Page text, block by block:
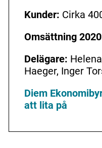
Kunder: Cirka
Omsättning
Delägare:
Haeger, Inger
Diem
att lita på